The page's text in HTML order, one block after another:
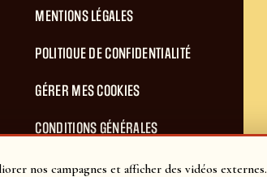
nos campagnes et afficher des vidéos externes.
MENTIONS LÉGALES
POLITIQUE DE CONFIDENTIALITÉ
GÉRER MES COOKIES
CONDITIONS GÉNÉRALES